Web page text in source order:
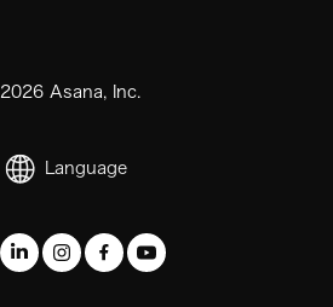
2026Asana, Inc.
Language